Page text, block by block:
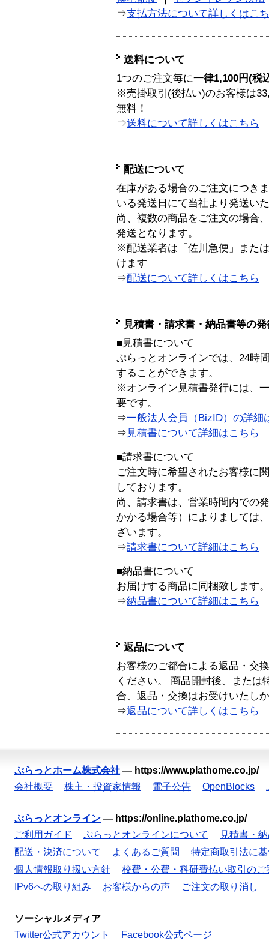
⇒支払方法について詳しくはこ
送料について
1つのご注文毎に一律1,100円(税
※売掛取引(後払い)のお客様は
無料！
⇒送料について詳しくはこちら
配送について
在庫がある場合のご注文につき
いる発送日にて当社より発送い
尚、複数の商品をご注文の場合
発送となります。
※配送業者は「佐川急便」また
けます
⇒配送について詳しくはこちら
見積書・請求書・納品書等の
■見積書について
ぷらっとオンラインでは、24時
することができます。
※オンライン見積書発行には、
要です。
⇒一般法人会員（BizID）の詳細
⇒ 見積書について詳細はこちら
■請求書について
ご注文時に希望されたお客様に
しております。
尚、請求書は、営業時間内での
かかる場合等）によりましては
ざいます。
⇒請求書について詳細はこちら
■納品書について
お届けする商品に同梱致します。
⇒納品書について詳細はこちら
返品について
お客様のご都合による返品・交
ください。 商品開封後、または
合、返品・交換はお受けいたし
⇒返品について詳しくはこちら
ぷらっとホーム株式会社 — https://www.plathome.co.jp/
会社概要
株主・投資家情報 電子公告 OpenBlocks
ぷらっとオンライン — https://online.plathome.co.jp/
ご利用ガイド
ぷらっとオンラインについて
見積書・
配送・決済について
よくあるご質問
特定商取引法に
個人情報取り扱い方針
校費・公費・科研費払い取引のご
IPv6への取り組み
お客様からの声 ご注文の取り消し
ソーシャルメディア
Twitter公式アカウント
Facebook公式ページ